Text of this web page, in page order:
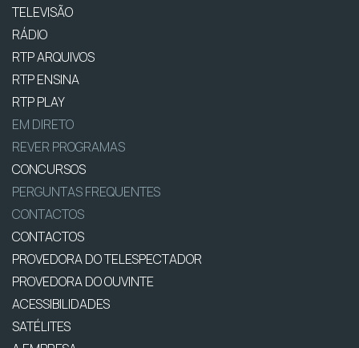
TELEVISÃO
RÁDIO
RTP ARQUIVOS
RTP ENSINA
RTP PLAY
EM DIRETO
REVER PROGRAMAS
CONCURSOS
PERGUNTAS FREQUENTES
CONTACTOS
CONTACTOS
PROVEDORA DO TELESPECTADOR
PROVEDORA DO OUVINTE
ACESSIBILIDADES
SATÉLITES